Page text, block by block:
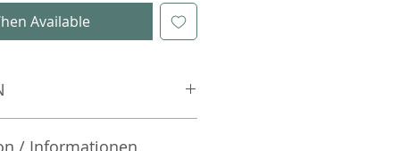
Available
/ Informationen